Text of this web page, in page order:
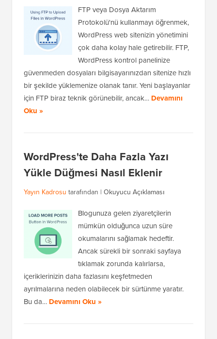
FTP veya Dosya Aktarım
Protokolü'nü kullanmayı öğrenmek,
WordPress web sitenizin yönetimini
çok daha kolay hale getirebilir. FTP,
WordPress kontrol panelinize
güvenmeden dosyaları bilgisayarınızdan sitenize hızlı
bir şekilde yüklemenize olanak tanır. Yeni başlayanlar
için FTP biraz teknik görünebilir, ancak… Devamını
Oku »
WordPress'te Daha Fazla Yazı
Yükle Düğmesi Nasıl Eklenir
Yayın Kadrosu tarafından | Okuyucu Açıklaması
Blogunuza gelen ziyaretçilerin
mümkün olduğunca uzun süre
okumalarını sağlamak hedeftir.
Ancak sürekli bir sonraki sayfaya
tıklamak zorunda kalırlarsa,
içeriklerinizin daha fazlasını keşfetmeden
ayrılmalarına neden olabilecek bir sürtünme yaratır.
Bu da… Devamını Oku »